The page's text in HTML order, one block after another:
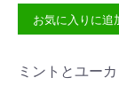
お気に入りに追
ミントとユー